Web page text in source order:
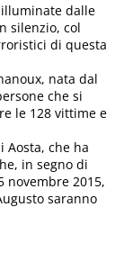
dalle
silenzio, col
di questa
nata dal
che si
le 128 vittime e
Aosta, che ha
in segno di
novembre 2015,
saranno